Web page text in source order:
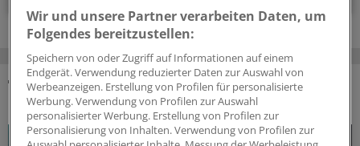
DAS KÖNNTE SIE AUCH INTERESSIEREN
Wir und unsere Partner verarbeiten Daten, um
Folgendes bereitzustellen:
Speichern von oder Zugriff auf Informationen auf einem
Endgerät. Verwendung reduzierter Daten zur Auswahl von
Werbeanzeigen. Erstellung von Profilen für personalisierte
Werbung. Verwendung von Profilen zur Auswahl
personalisierter Werbung. Erstellung von Profilen zur
Personalisierung von Inhalten. Verwendung von Profilen zur